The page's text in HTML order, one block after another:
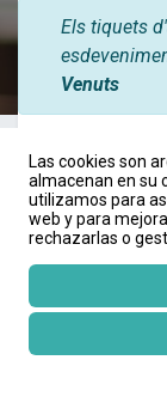
Els tiquets
Venuts
SESSIÓ
13 de
Connecta't a la
la facturació
disponibles.
Las cookies son
almacenan en su
utilizamos para
web y para
rechazarlas o